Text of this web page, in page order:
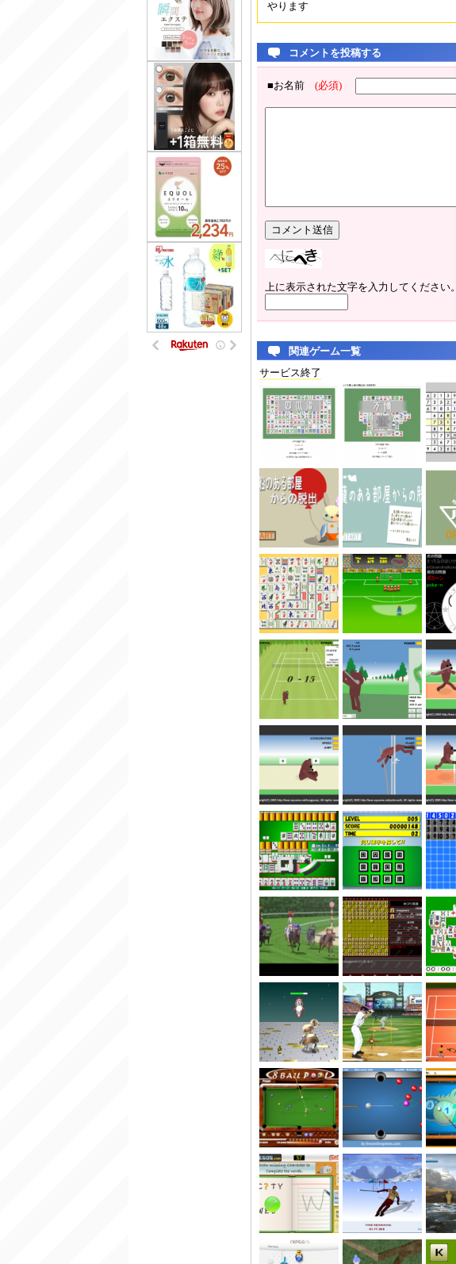
やります
コメントを投稿する
■お名前 (必須)
上に表示された文字を入力してください。
関連ゲーム一覧
サービス終了